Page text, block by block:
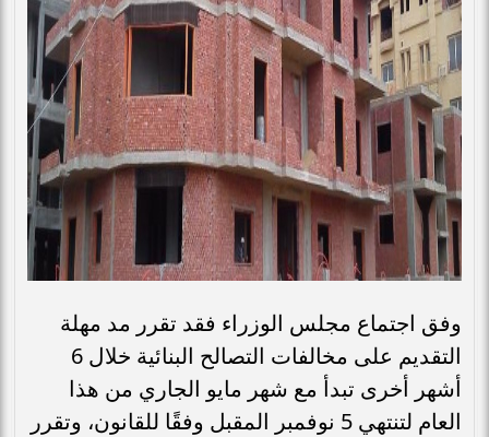
وفق اجتماع مجلس الوزراء فقد تقرر مد مهلة
التقديم على مخالفات التصالح البنائية خلال 6
أشهر أخرى تبدأ مع شهر مايو الجاري من هذا
العام لتنتهي 5 نوفمبر المقبل وفقًا للقانون، وتقرر